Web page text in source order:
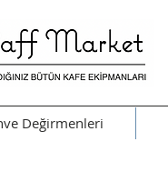
Değirmenleri